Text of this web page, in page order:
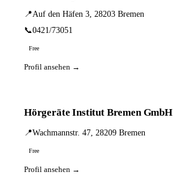
📍Auf den Häfen 3, 28203 Bremen
📞0421/73051
Free
Profil ansehen →
Hörgeräte Institut Bremen GmbH
📍Wachmannstr. 47, 28209 Bremen
Free
Profil ansehen →